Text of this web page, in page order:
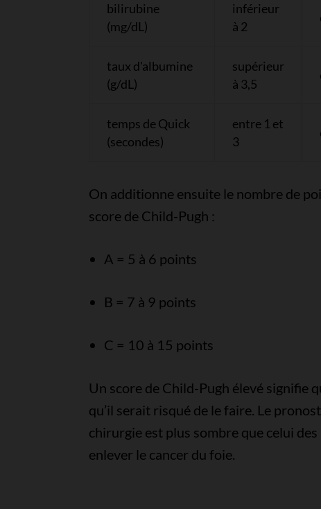
bilirubine
(mg/dL)
inférieur
à 2
taux d'albumine
(g/dL)
supérieur
à 3,5
temps de Quick
(secondes)
entre 1 et
3
On additionne ensuite le nombre de
score de Child-Pugh :
A = 5 à 6 points
B = 7 à 9 points
C = 10 à 15 points
Un score de Child-Pugh élevé signifie
qu’il serait risqué de le faire. Le
chirurgie est plus sombre que celui
enlever le cancer du foie.